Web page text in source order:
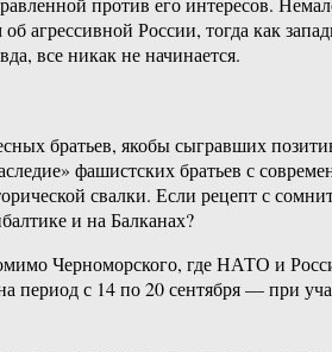
агрессивной России, тогда как
все никак не начинается.
братьев, якобы сыгравших
фашистских братьев с
свалки. Если рецепт с
и на Балканах?
Черноморского, где НАТО и
период с 14 по 20 сентября — при